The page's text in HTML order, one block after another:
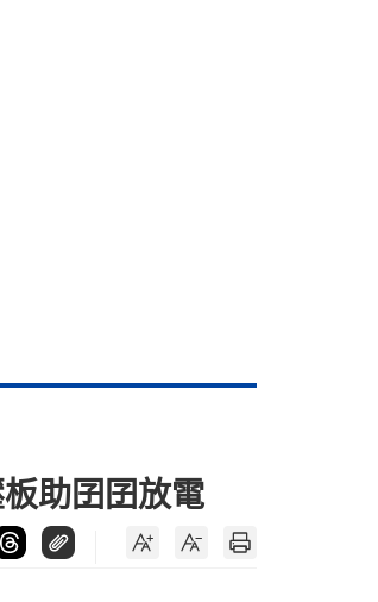
助囝囝放電